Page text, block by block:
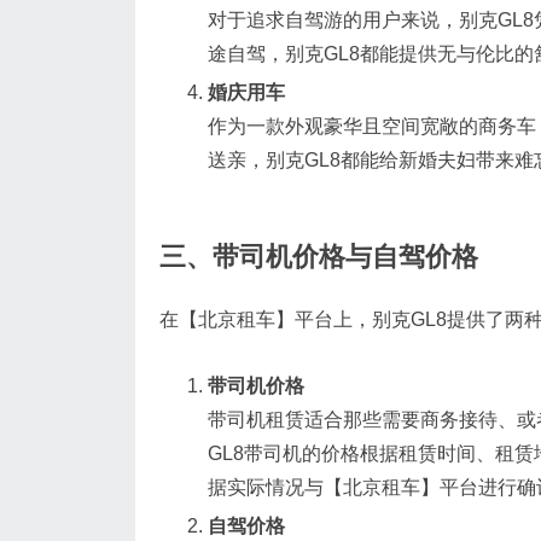
对于追求自驾游的用户来说，别克
途自驾，别克GL8都能提供无与伦比的
婚庆用车
作为一款外观豪华且空间宽敞的商务
送亲，别克GL8都能给新婚夫妇带来难
三、带司机价格与自驾价格
在【北京租车】平台上，别克GL8提供了两
带司机价格
带司机租赁适合那些需要商务接待、
GL8带司机的价格根据租赁时间、租
据实际情况与【北京租车】平台进行确
自驾价格